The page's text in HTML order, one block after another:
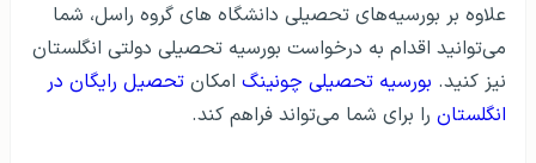
علاوه بر بورسیه‌های تحصیلی دانشگاه های گروه راسل، شما
می‌توانید اقدام به درخواست بورسیه تحصیلی دولتی انگلستان
نیز کنید. بورسیه تحصیلی چونینگ امکان تحصیل رایگان در
انگلستان را برای شما می‌تواند فراهم کند.